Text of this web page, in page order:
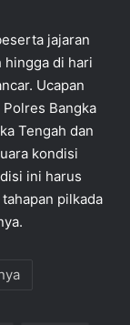
jajaran
hingga di hari
Ucapan
Bangka
Tengah dan
kondisi
ini harus
pilkada